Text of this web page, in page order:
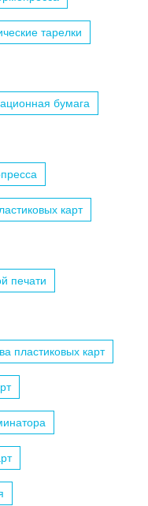
тарелки
бумага
карт
печати
пластиковых карт